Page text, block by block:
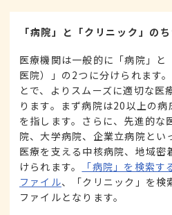
「病院」と「クリニック」の
医療機関は一般的に「病院」と
医院）」の2つに分けられます
とで、よりスムーズに適切な医
ります。まず病院は20以上の
を指します。さらに、先進的な
院、大学病院、企業立病院とい
医療を支える中核病院、地域密
けられます。
「病院」を検索す
ファイル、「クリニック」を検
ファイルとなります。